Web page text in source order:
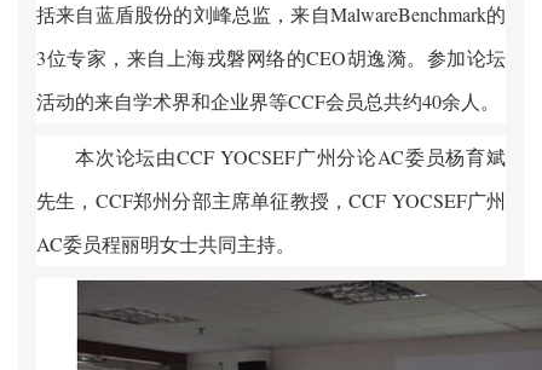
括来自蓝盾股份的刘峰总监，来自MalwareBenchmark的
3位专家，来自上海戎磐网络的CEO胡逸漪。参加论坛
活动的来自学术界和企业界等CCF会员总共约40余人。
本次论坛由CCF YOCSEF广州分论AC委员杨育斌
先生， CCF郑州分部主席单征教授，CCF YOCSEF广州
AC委员程丽明女士共同主持。